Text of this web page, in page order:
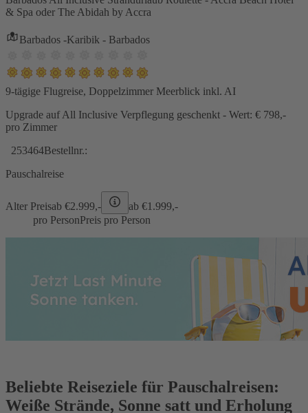
& Spa oder The Abidah by Accra
Barbados -Karibik - Barbados
9-tägige Flugreise, Doppelzimmer Meerblick inkl. AI
Upgrade auf All Inclusive Verpflegung geschenkt - Wert: € 798,-
pro Zimmer
253464Bestellnr.:
Pauschalreise
Alter Preisab €2.999,- ab €1.999,-
pro PersonPreis pro Person
Beliebte Reiseziele für Pauschalreisen:
Weiße Strände, Sonne satt und Erholung